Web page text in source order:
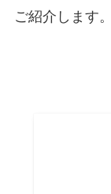
ご紹介します。